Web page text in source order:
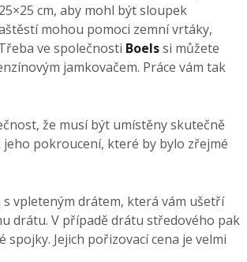
cm, aby mohl být sloupek
mohou pomoci zemní vrtáky,
ve společnosti Boelssi můžete
jamkovačem. Práce vám tak
že musí být umístěny skutečně
pokroucení, které by bylo zřejmé
vpleteným drátem, která vám ušetří
drátu. V případě drátu středového pak
Jejich pořizovací cena je velmi